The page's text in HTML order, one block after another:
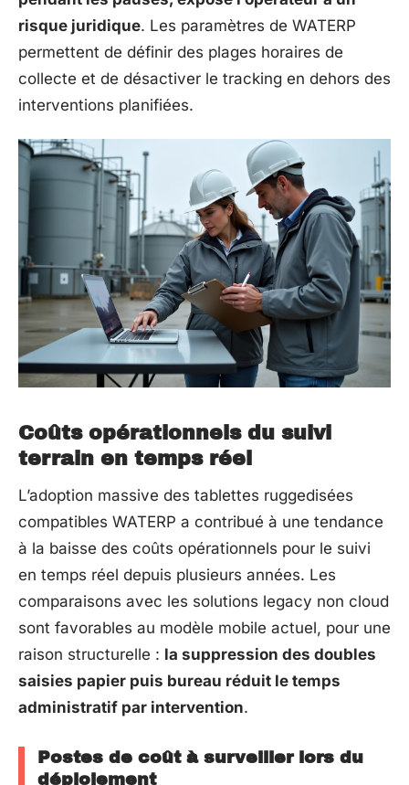
risque juridique. Les paramètres de WATERP
permettent de définir des plages horaires de
collecte et de désactiver le tracking en dehors des
interventions planifiées.
Coûts opérationnels du suivi
terrain en temps réel
L’adoption massive des tablettes ruggedisées
compatibles WATERP a contribué à une tendance
à la baisse des coûts opérationnels pour le suivi
en temps réel depuis plusieurs années. Les
comparaisons avec les solutions legacy non cloud
sont favorables au modèle mobile actuel, pour une
raison structurelle : la suppression des doubles
saisies papier puis bureau réduit le temps
administratif par intervention.
Postes de coût à surveiller lors du
déploiement